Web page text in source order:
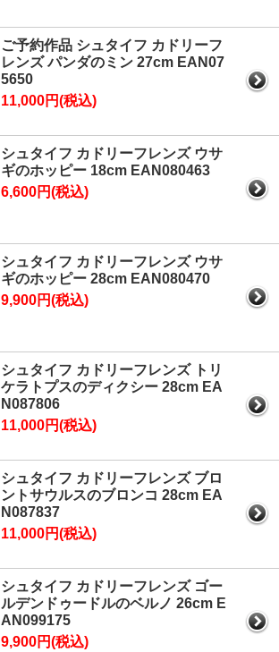
ご予約作品 シュタイフ カドリーフ
レンズ パンダのミン 27cm EAN07
5650
11,000円(税込)
シュタイフ カドリーフレンズ ウサ
ギのホッピー 18cm EAN080463
6,600円(税込)
シュタイフ カドリーフレンズ ウサ
ギのホッピー 28cm EAN080470
9,900円(税込)
シュタイフ カドリーフレンズ トリ
ケラトプスのディクシー 28cm EA
N087806
11,000円(税込)
シュタイフ カドリーフレンズ ブロ
ントサウルスのブロンコ 28cm EA
N087837
11,000円(税込)
シュタイフ カドリーフレンズ ゴー
ルデンドゥードルのベルノ 26cm E
AN099175
9,900円(税込)